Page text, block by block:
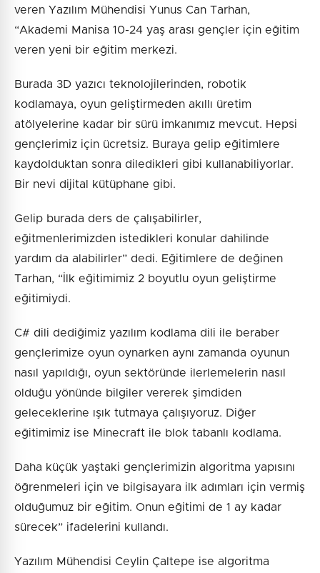
veren Yazılım Mühendisi Yunus Can Tarhan,
“Akademi Manisa 10-24 yaş arası gençler için eğitim
veren yeni bir eğitim merkezi.
Burada 3D yazıcı teknolojilerinden, robotik
kodlamaya, oyun geliştirmeden akıllı üretim
atölyelerine kadar bir sürü imkanımız mevcut. Hepsi
gençlerimiz için ücretsiz. Buraya gelip eğitimlere
kaydolduktan sonra diledikleri gibi kullanabiliyorlar.
Bir nevi dijital kütüphane gibi.
Gelip burada ders de çalışabilirler,
eğitmenlerimizden istedikleri konular dahilinde
yardım da alabilirler” dedi. Eğitimlere de değinen
Tarhan, “İlk eğitimimiz 2 boyutlu oyun geliştirme
eğitimiydi.
C# dili dediğimiz yazılım kodlama dili ile beraber
gençlerimize oyun oynarken aynı zamanda oyunun
nasıl yapıldığı, oyun sektöründe ilerlemelerin nasıl
olduğu yönünde bilgiler vererek şimdiden
geleceklerine ışık tutmaya çalışıyoruz. Diğer
eğitimimiz ise Minecraft ile blok tabanlı kodlama.
Daha küçük yaştaki gençlerimizin algoritma yapısını
öğrenmeleri için ve bilgisayara ilk adımları için vermiş
olduğumuz bir eğitim. Onun eğitimi de 1 ay kadar
sürecek” ifadelerini kullandı.
Yazılım Mühendisi Ceylin Çaltepe ise algoritma